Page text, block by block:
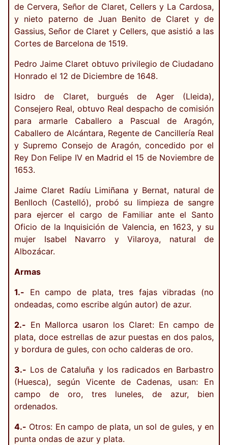
de Cervera, Señor de Claret, Cellers y La Cardosa,
y nieto paterno de Juan Benito de Claret y de
Gassius, Señor de Claret y Cellers, que asistió a las
Cortes de Barcelona de 1519.
Pedro Jaime Claret obtuvo privilegio de Ciudadano
Honrado el 12 de Diciembre de 1648.
Isidro de Claret, burgués de Ager (Lleida),
Consejero Real, obtuvo Real despacho de comisión
para armarle Caballero a Pascual de Aragón,
Caballero de Alcántara, Regente de Cancillería Real
y Supremo Consejo de Aragón, concedido por el
Rey Don Felipe IV en Madrid el 15 de Noviembre de
1653.
Jaime Claret Radíu Limiñana y Bernat, natural de
Benlloch (Castelló), probó su limpieza de sangre
para ejercer el cargo de Familiar ante el Santo
Oficio de la Inquisición de Valencia, en 1623, y su
mujer Isabel Navarro y Vilaroya, natural de
Albozácar.
Armas
1.- En campo de plata, tres fajas vibradas (no
ondeadas, como escribe algún autor) de azur.
2.- En Mallorca usaron los Claret: En campo de
plata, doce estrellas de azur puestas en dos palos,
y bordura de gules, con ocho calderas de oro.
3.- Los de Cataluña y los radicados en Barbastro
(Huesca), según Vicente de Cadenas, usan: En
campo de oro, tres luneles, de azur, bien
ordenados.
4.- Otros: En campo de plata, un sol de gules, y en
punta ondas de azur y plata.